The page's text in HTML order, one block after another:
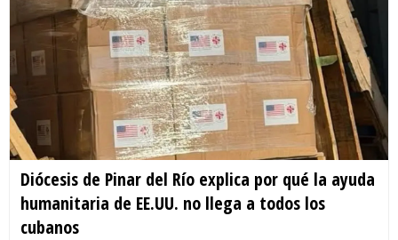
Diócesis de Pinar del Río explica por qué la ayuda
humanitaria de EE.UU. no llega a todos los
cubanos